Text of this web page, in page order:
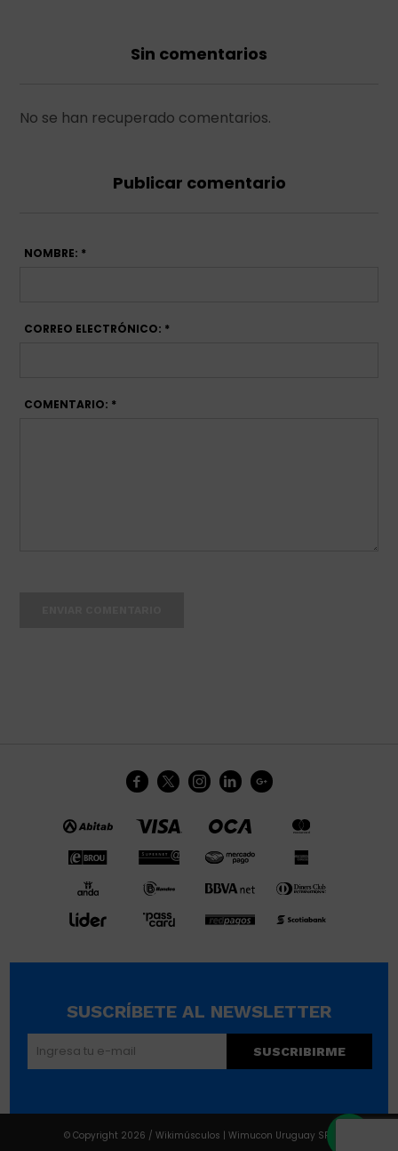
Sin comentarios
No se han recuperado comentarios.
Publicar comentario
NOMBRE: *
CORREO ELECTRÓNICO: *
COMENTARIO: *
    
SUSCRÍBETE AL NEWSLETTER
SUSCRIBIRME
© Copyright 2026 / Wikimúsculos | Wimucon Uruguay SRL